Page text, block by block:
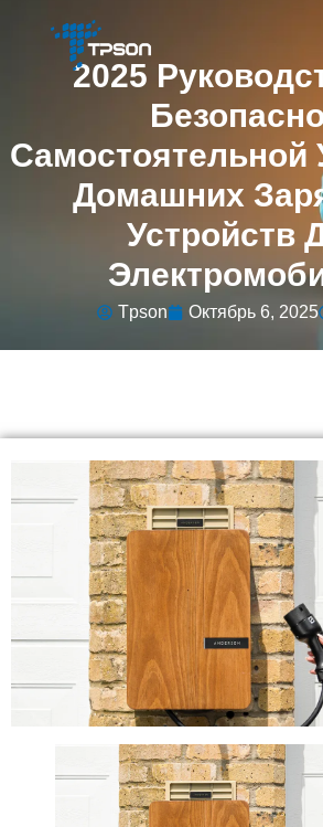
2025
Самостоятельной
Домашних
Устройств
Tpson Октябрь 6, 2025